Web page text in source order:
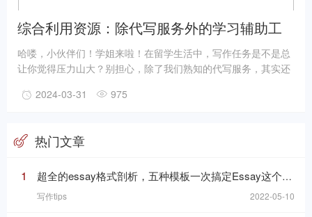
综合利用资源：除代写服务外的学习辅助工
具介绍
哈喽，小伙伴们！学姐来啦！在留学生活中，写作任务是不是总
让你觉得压力山大？别担心，除了我们熟知的代写服务，其实还
天，学姐就来给大家揭秘这些宝藏工具，让你的学习之旅更加轻
2024-03-31 975
热门文章
1 超全的essay格式剖析，五种模板一次搞定Essay这个“八股文”
写作tips 2022-05-10